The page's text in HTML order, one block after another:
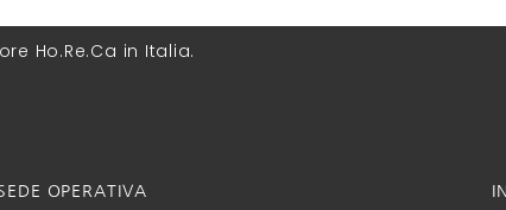
Ho.Re.Ca in Italia.
OPERATIVA